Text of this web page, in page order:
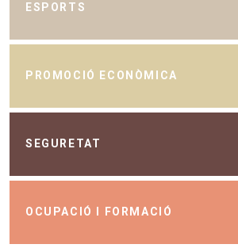
ESPORTS
PROMOCIÓ ECONÒMICA
SEGURETAT
OCUPACIÓ I FORMACIÓ